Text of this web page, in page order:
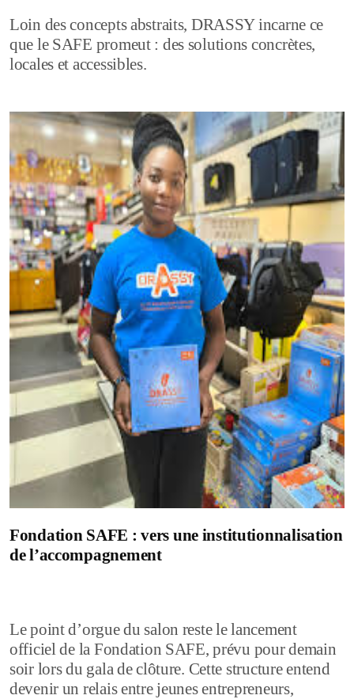
Loin des concepts abstraits, DRASSY incarne ce
que le SAFE promeut : des solutions concrètes,
locales et accessibles.
Fondation SAFE : vers une institutionnalisation
de l’accompagnement
Le point d’orgue du salon reste le lancement
officiel de la Fondation SAFE, prévu pour demain
soir lors du gala de clôture. Cette structure entend
devenir un relais entre jeunes entrepreneurs,